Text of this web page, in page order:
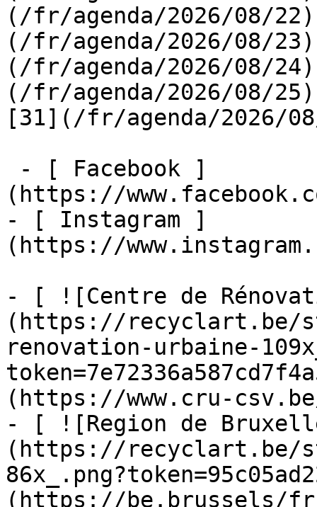
(/fr/agenda/2026/08/
(/fr/agenda/2026/08/
(/fr/agenda/2026/08/
(/fr/agenda/2026/08/
[31](/fr/agenda/
(https://
- [ Instagram ]
(https://
- [ ![Centre de
(https://recyclart.be/
renovation-urbaine-
(https://www.cru-
- [ ![Region de
(https://recyclart.be/
(https://be.brussels/